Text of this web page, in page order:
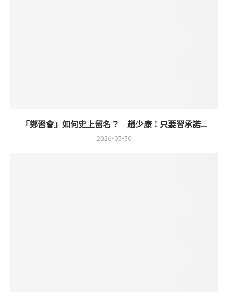
「鄭習會」如何史上留名？ 趙少康：只要習承諾...
2026-03-30